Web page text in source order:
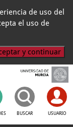
de uso del
el uso de
y continuar
BUSCAR USUARIO